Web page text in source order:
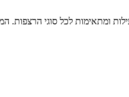
בקלות וביעילות ומתאימות לכל